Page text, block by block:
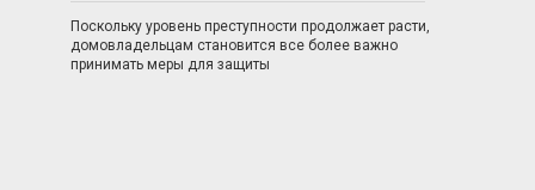
Поскольку уровень преступности продолжает расти,
домовладельцам становится все более важно
принимать меры для защиты